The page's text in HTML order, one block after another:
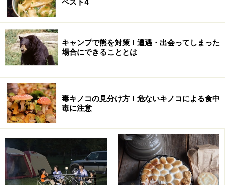
をアレンジしても楽しめるかと思います。
※記事内容は執筆時点のものです。最新の内容をご確認くださ
い。
【編集部おすすめの購入サイト】
Amazonでオートキャンプ関連の商品をチェック！
楽天市場でオートキャンプ関連の商品をチェッ
キャンプで熊を対策！遭遇・出会ってしまった
場合にできることとは
毒キノコの見分け方！危ないキノコによる食中
毒に注意